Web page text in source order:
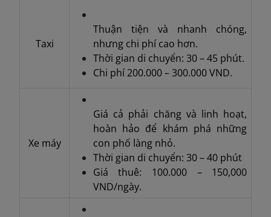
Taxi
Thuận tiện và nhanh chóng,
nhưng chi phí cao hơn.
Thời gian di chuyển: 30 – 45 phút.
Chi phí 200.000 – 300.000 VND.
Xe máy
Giá cả phải chăng và linh hoạt,
hoàn hảo để khám phá những
con phố làng nhỏ.
Thời gian di chuyển: 30 – 40 phút
Giá thuê: 100.000 – 150,000
VND/ngày.